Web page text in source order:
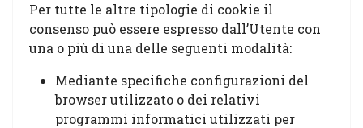
Per tutte le altre tipologie di cookie il
consenso può essere espresso dall’Utente con
una o più di una delle seguenti modalità:
Mediante specifiche configurazioni del
browser utilizzato o dei relativi
programmi informatici utilizzati per